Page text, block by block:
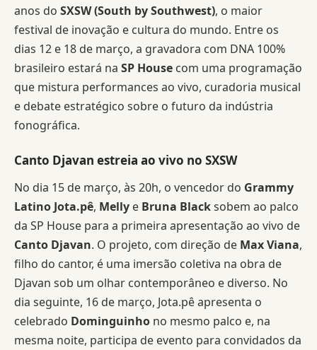
anos do SXSW (South by Southwest), o maior
festival de inovação e cultura do mundo. Entre os
dias 12 e 18 de março, a gravadora com DNA 100%
brasileiro estará na SP House com uma programação
que mistura performances ao vivo, curadoria musical
e debate estratégico sobre o futuro da indústria
fonográfica.
Canto Djavan estreia ao vivo no SXSW
No dia 15 de março, às 20h, o vencedor do Grammy
Latino Jota.pê, Melly e Bruna Blacksobem ao palco
da SP House para a primeira apresentação ao vivo de
Canto Djavan. O projeto, com direção de Max Viana,
filho do cantor, é uma imersão coletiva na obra de
Djavan sob um olhar contemporâneo e diverso. No
dia seguinte, 16 de março, Jota.pê apresenta o
celebrado Dominguinho no mesmo palco e, na
mesma noite, participa de evento para convidados da